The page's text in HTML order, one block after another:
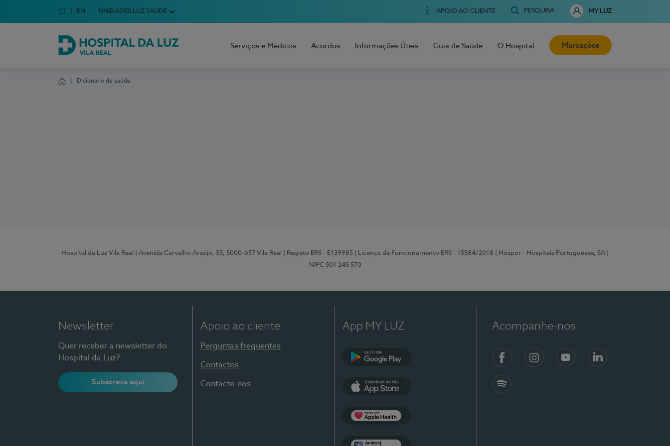
Escolha o seu idioma
Idioma em Português
PT English Language
EN UNIDADES LUZ SAÚDE APOIO AO CLIENTE PESQUISA MY LUZ
Hospital da Luz Vila Real
Serviços e Médicos Acordos Informações Úteis Guia de Saúde O Hospital Marcações
Dicionário de saúde
Hospital da Luz Vila Real | Avenida Carvalho Araújo, 55, 5000-657 Vila Real | Registo ERS - E139985 | Licença de Funcionamento ERS - 15584/2018 | Hospor - Hospitais Portugueses, SA
NIPC 501 245 570
Newsletter
Quer receber a newsletter do
Hospital da Luz?
Subscreva aqui
Apoio ao cliente
Perguntas frequentes
Contactos
Contacte-nos
App MY LUZ Acompanhe-nos